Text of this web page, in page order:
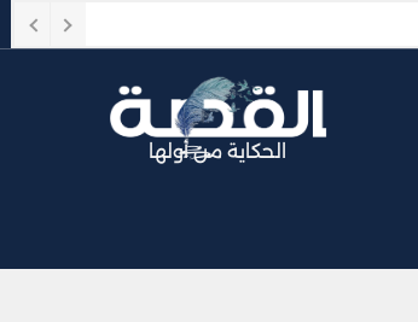
الحكاية من أولها